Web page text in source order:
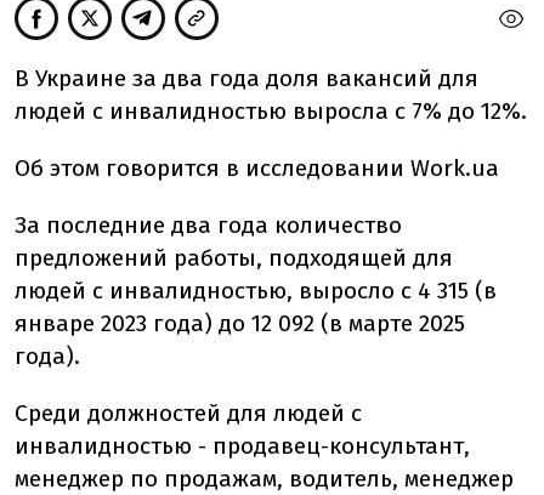
В Украине за два года доля вакансий для
людей с инвалидностью выросла с 7% до 12%.
Об этом говорится в исследовании Work.ua
За последние два года количество
предложений работы, подходящей для
людей с инвалидностью, выросло с 4 315 (в
январе 2023 года) до 12 092 (в марте 2025
года).
Среди должностей для людей с
инвалидностью - продавец-консультант,
менеджер по продажам, водитель, менеджер